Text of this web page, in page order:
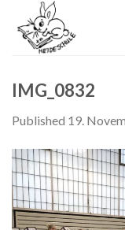
content
IMG_0832
Published 19.